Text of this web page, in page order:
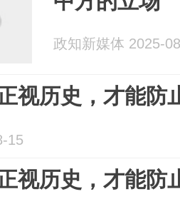
政知新媒体 2025-
视历史，才能防
15
视历史，才能防